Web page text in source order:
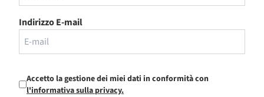
Indirizzo E-mail
Accetto la gestione dei miei dati in conformità con
l'informativa sulla privacy.